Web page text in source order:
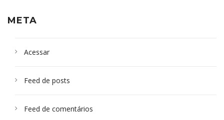
META
Acessar
Feed de posts
Feed de comentários